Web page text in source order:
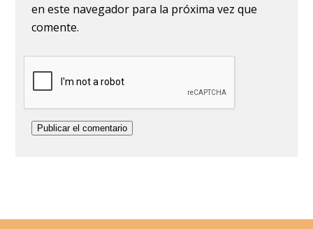
en este navegador para la próxima vez que
comente.